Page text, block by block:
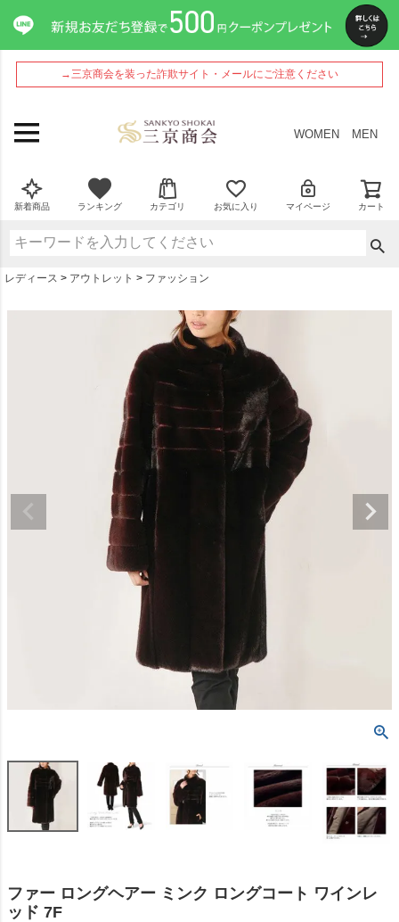
→三京商会を装った詐欺サイト・メールにご注意ください
WOMEN MEN
新着商品 ランキング カテゴリ お気に入り マイページ カート
レディース アウトレット ファッション
ファー ロングヘアー ミンク ロングコート ワインレ
ッド 7F
ペー
ジト
ップ
へ